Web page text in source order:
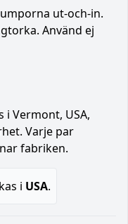
ut-och-in.
Använd ej
Vermont, USA,
Varje par
fabriken.
i USA.